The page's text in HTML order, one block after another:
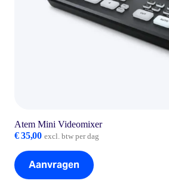
Atem Mini Videomixer
€35,00 excl. btw per dag
Aanvragen